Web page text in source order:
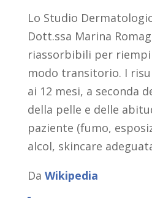
Lo Studio
Dott.ssa Marina
riassorbibili per
modo transitorio. I
ai 12 mesi, a seconda
della pelle e delle
paziente (fumo,
alcol, skincare
Da Wikipedia